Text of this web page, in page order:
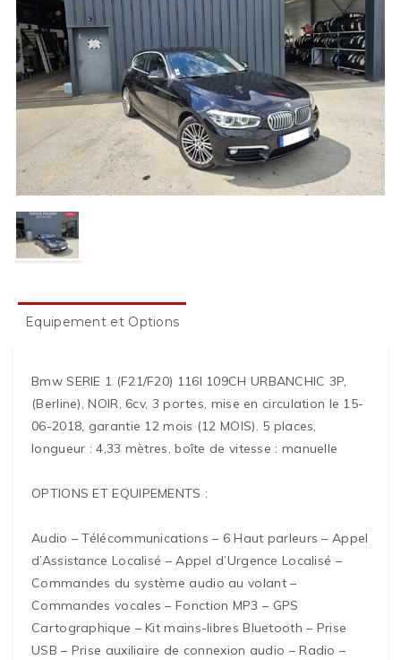
Equipement et Options
Bmw SERIE 1 (F21/F20) 116I 109CH URBANCHIC 3P,
(Berline), NOIR, 6cv, 3 portes, mise en circulation le 15-
06-2018, garantie 12 mois (12 MOIS). 5 places,
longueur : 4,33 mètres, boîte de vitesse : manuelle
OPTIONS ET EQUIPEMENTS :
Audio – Télécommunications – 6 Haut parleurs – Appel
d’Assistance Localisé – Appel d’Urgence Localisé –
Commandes du système audio au volant –
Commandes vocales – Fonction MP3 – GPS
Cartographique – Kit mains-libres Bluetooth – Prise
USB – Prise auxiliaire de connexion audio – Radio –